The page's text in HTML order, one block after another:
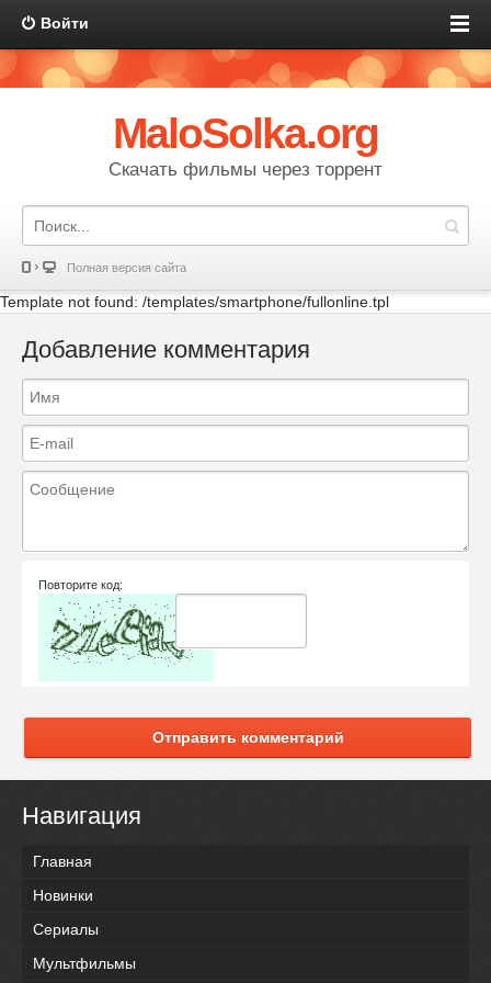
Войти
MaloSolka.org
Скачать фильмы через торрент
Полная версия сайта
Template not found: /templates/smartphone/fullonline.tpl
Добавление комментария
Повторите код:
Отправить комментарий
Навигация
Главная
Новинки
Сериалы
Мультфильмы